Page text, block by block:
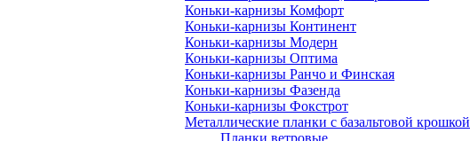
Коньки-карнизы Комфорт
Коньки-карнизы Континент
Коньки-карнизы Модерн
Коньки-карнизы Оптима
Коньки-карнизы Ранчо и Финская
Коньки-карнизы Фазенда
Коньки-карнизы Фокстрот
Металлические планки с базальтовой крошкой
Планки ветровые